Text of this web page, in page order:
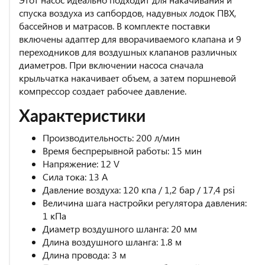
спуска воздуха из сапбордов, надувных лодок ПВХ,
бассейнов и матрасов. В комплекте поставки
включены адаптер для вворачиваемого клапана и 9
переходников для воздушных клапанов различных
диаметров. При включении насоса сначала
крыльчатка накачивает объем, а затем поршневой
компрессор создает рабочее давление.
Характеристики
Производительность: 200 л/мин
Время беспрерывной работы: 15 мин
Напряжение: 12 V
Сила тока: 13 А
Давление воздуха: 120 кпа / 1,2 бар / 17,4 psi
Величина шага настройки регулятора давления:
1 кПа
Диаметр воздушного шланга: 20 мм
Длина воздушного шланга: 1.8 м
Длина провода: 3 м